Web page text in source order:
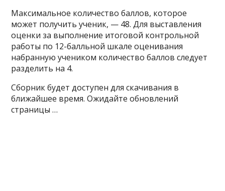
Максимальное количество баллов, которое
может получить ученик, — 48. Для выставления
оценки за выполнение итоговой контрольной
работы по 12-балльной шкале оценивания
набранную учеником количество баллов следует
разделить на 4.
Сборник будет доступен для скачивания в
ближайшее время. Ожидайте обновлений
страницы …